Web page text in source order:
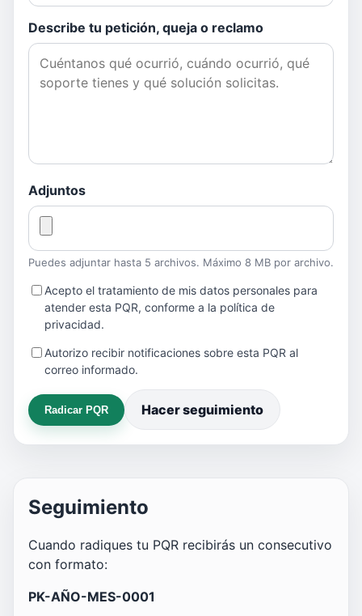
Describe tu petición, queja o reclamo
Adjuntos
Puedes adjuntar hasta 5 archivos. Máximo 8 MB por archivo.
Acepto el tratamiento de mis datos personales para
atender esta PQR, conforme a la política de
privacidad.
Autorizo recibir notificaciones sobre esta PQR al
correo informado.
Radicar PQR Hacer seguimiento
Seguimiento
Cuando radiques tu PQR recibirás un consecutivo
con formato:
PK-AÑO-MES-0001